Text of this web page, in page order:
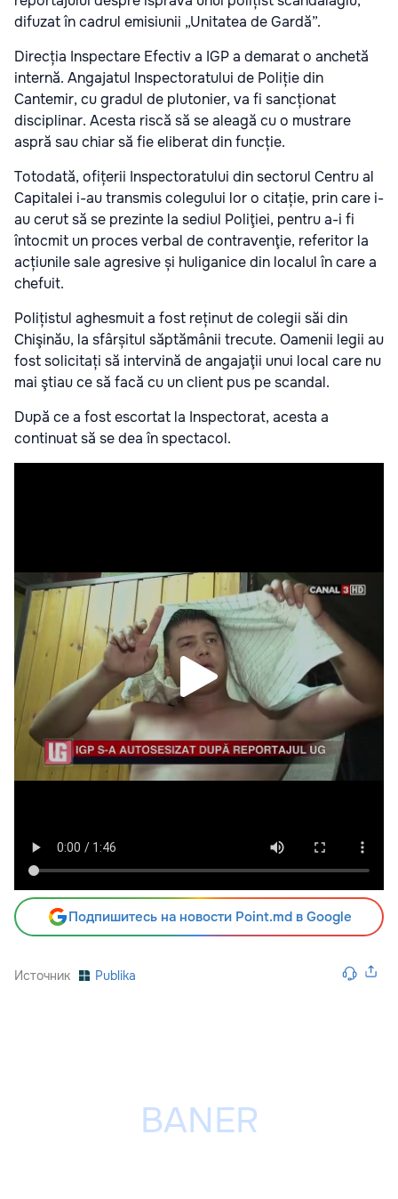
difuzat în cadrul emisiunii „Unitatea de Gardă”.
Direcția Inspectare Efectiv a IGP a demarat o anchetă
internă. Angajatul Inspectoratului de Poliție din
Cantemir, cu gradul de plutonier, va fi sancționat
disciplinar. Acesta riscă să se aleagă cu o mustrare
aspră sau chiar să fie eliberat din funcție.
Totodată, ofițerii Inspectoratului din sectorul Centru al
Capitalei i-au transmis colegului lor o citație, prin care i-
au cerut să se prezinte la sediul Poliţiei, pentru a-i fi
întocmit un proces verbal de contravenţie, referitor la
acțiunile sale agresive și huliganice din localul în care a
chefuit.
Polițistul aghesmuit a fost reținut de colegii săi din
Chişinău, la sfârșitul săptămânii trecute. Oamenii legii au
fost solicitați să intervină de angajaţii unui local care nu
mai ştiau ce să facă cu un client pus pe scandal.
După ce a fost escortat la Inspectorat, acesta a
continuat să se dea în spectacol.
Подпишитесь на новости Point.md в Google
Источник Publika